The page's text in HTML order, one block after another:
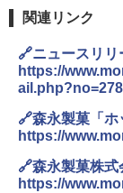
関連リンク
🔗ニュースリリ
https://
🔗森永製菓「ホ
https://
🔗森永製菓株式
https://